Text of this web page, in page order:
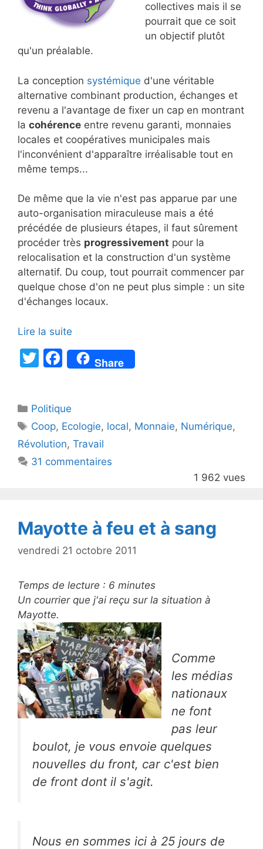
collectives mais il se
pourrait que ce soit
un objectif plutôt
qu'un préalable.
La conception systémique d'une véritable
alternative combinant production, échanges et
revenu a l'avantage de fixer un cap en montrant
la cohérence entre revenu garanti, monnaies
locales et coopératives municipales mais
l'inconvénient d'apparaître irréalisable tout en
même temps...
De même que la vie n'est pas apparue par une
auto-organisation miraculeuse mais a été
précédée de plusieurs étapes, il faut sûrement
procéder très progressivement pour la
relocalisation et la construction d'un système
alternatif. Du coup, tout pourrait commencer par
quelque chose d'on ne peut plus simple : un site
d'échanges locaux.
Lire la suite
T
er
F
a
e
b
o
o
Share
Catégories
Politique
Étiquettes
Coop, Ecologie, local, Monnaie, Numérique,
Révolution, Travail
31 commentaires
1 962 vues
Mayotte à feu et à sang
vendredi 21 octobre 2011
Temps de lecture : 6 minutes
Un courrier que j'ai reçu sur la situation à
Mayotte.
Comme
les médias
nationaux
ne font
pas leur
boulot, je vous envoie quelques
nouvelles du front, car c'est bien
de front dont il s'agit.
Nous en sommes ici à 25 jours de